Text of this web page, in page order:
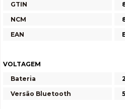
GTIN
NCM
EAN
VOLTAGEM
Bateria
Versão Bluetooth